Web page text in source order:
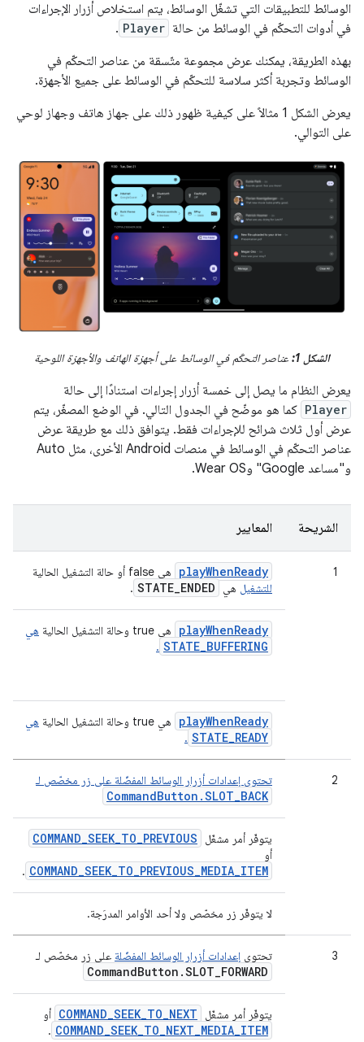
الوسائط للتطبيقات التي تشغّل الوسائط، يتم استخلاص أزرار الإجراءات
في أدوات التحكّم في الوسائط من حالة Player
.
بهذه الطريقة، يمكنك عرض مجموعة متّسقة من عناصر التحكّم في
الوسائط وتجربة أكثر سلاسة للتحكّم في الوسائط على جميع الأجهزة.
يعرض الشكل 1 مثالاً على كيفية ظهور ذلك على جهاز هاتف وجهاز لوحي
على التوالي.
الشكل 1: عناصر التحكّم في الوسائط على أجهزة الهاتف والأجهزة اللوحية
يعرض النظام ما يصل إلى خمسة أزرار إجراءات استنادًا إلى حالة
Player كما هو موضّح في الجدول التالي. في الوضع المصغّر، يتم
عرض أول ثلاث شرائح للإجراءات فقط. يتوافق ذلك مع طريقة عرض
عناصر التحكّم في الوسائط في منصات Android الأخرى، مثل Auto
و"مساعد Google" وWear OS.
الشريحة المعايير
1
playWhenReady
هي false أو حالة التشغيل الحالية
للتشغيل هي STATE_ENDED
.
playWhenReady هي true وحالة التشغيل الحالية هي
STATE_BUFFERING
.
playWhenReady هي true وحالة التشغيل الحالية هي
STATE_READY
.
2 تحتوي إعدادات أزرار الوسائط المفضّلة على زر مخصّص لـ
CommandButton.SLOT_BACK
يتوفّر أمر مشغّل COMMAND_SEEK_TO_PREVIOUS
أو
COMMAND_SEEK_TO_PREVIOUS_MEDIA_ITEM
.
لا يتوفّر زر مخصّص ولا أحد الأوامر المدرَجة.
3 تحتوي إعدادات أزرار الوسائط المفضّلة على زر مخصّص لـ
CommandButton .SLOT_FORWARD
يتوفّر أمر مشغّل COMMAND_SEEK_TO_NEXT أو
COMMAND_SEEK_TO_NEXT_MEDIA_ITEM
.